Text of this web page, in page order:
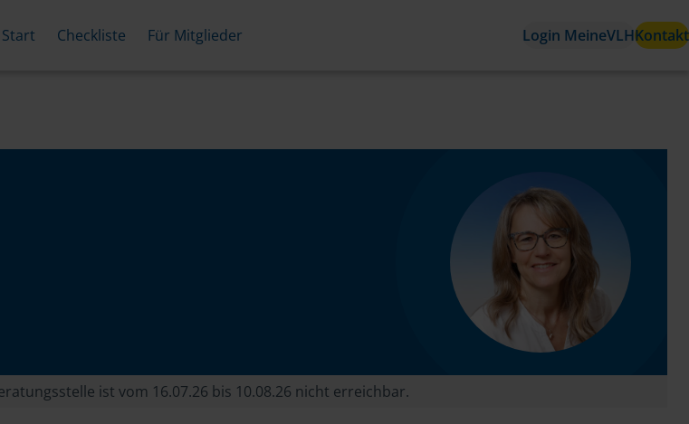
Start Checkliste Für Mitglieder Login MeineVLHKontakt
ist vom 16.07.26 bis 10.08.26 nicht erreichbar.